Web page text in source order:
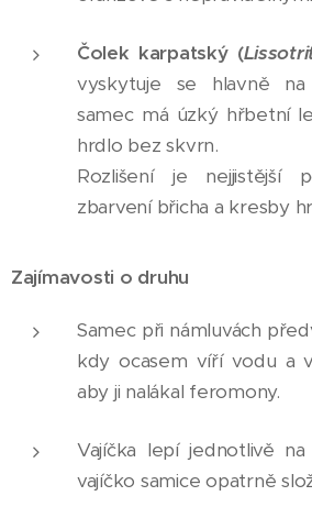
Čolek karpatský (
vyskytuje se hlavně na
samec má úzký hřbetní
hrdlo bez skvrn.
Rozlišení je nejjistější
zbarvení břicha a kresby
Zajímavosti o druhu
Samec při námluvách
kdy ocasem víří vodu a
aby ji nalákal feromony.
Vajíčka lepí jednotlivě
vajíčko samice opatrně